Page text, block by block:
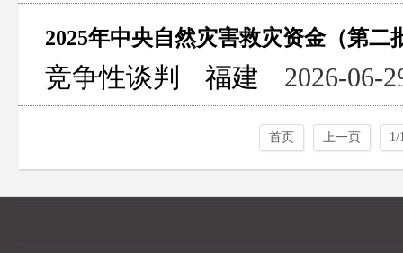
2025年中央自然灾害救灾资金（第
竞争性谈判 福建 2026-06-
首页 上一页 1/